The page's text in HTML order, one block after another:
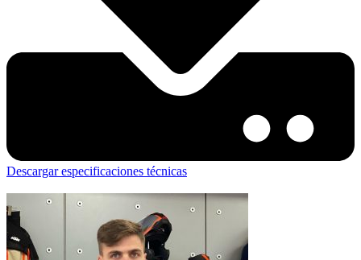
Descargar especificaciones técnicas